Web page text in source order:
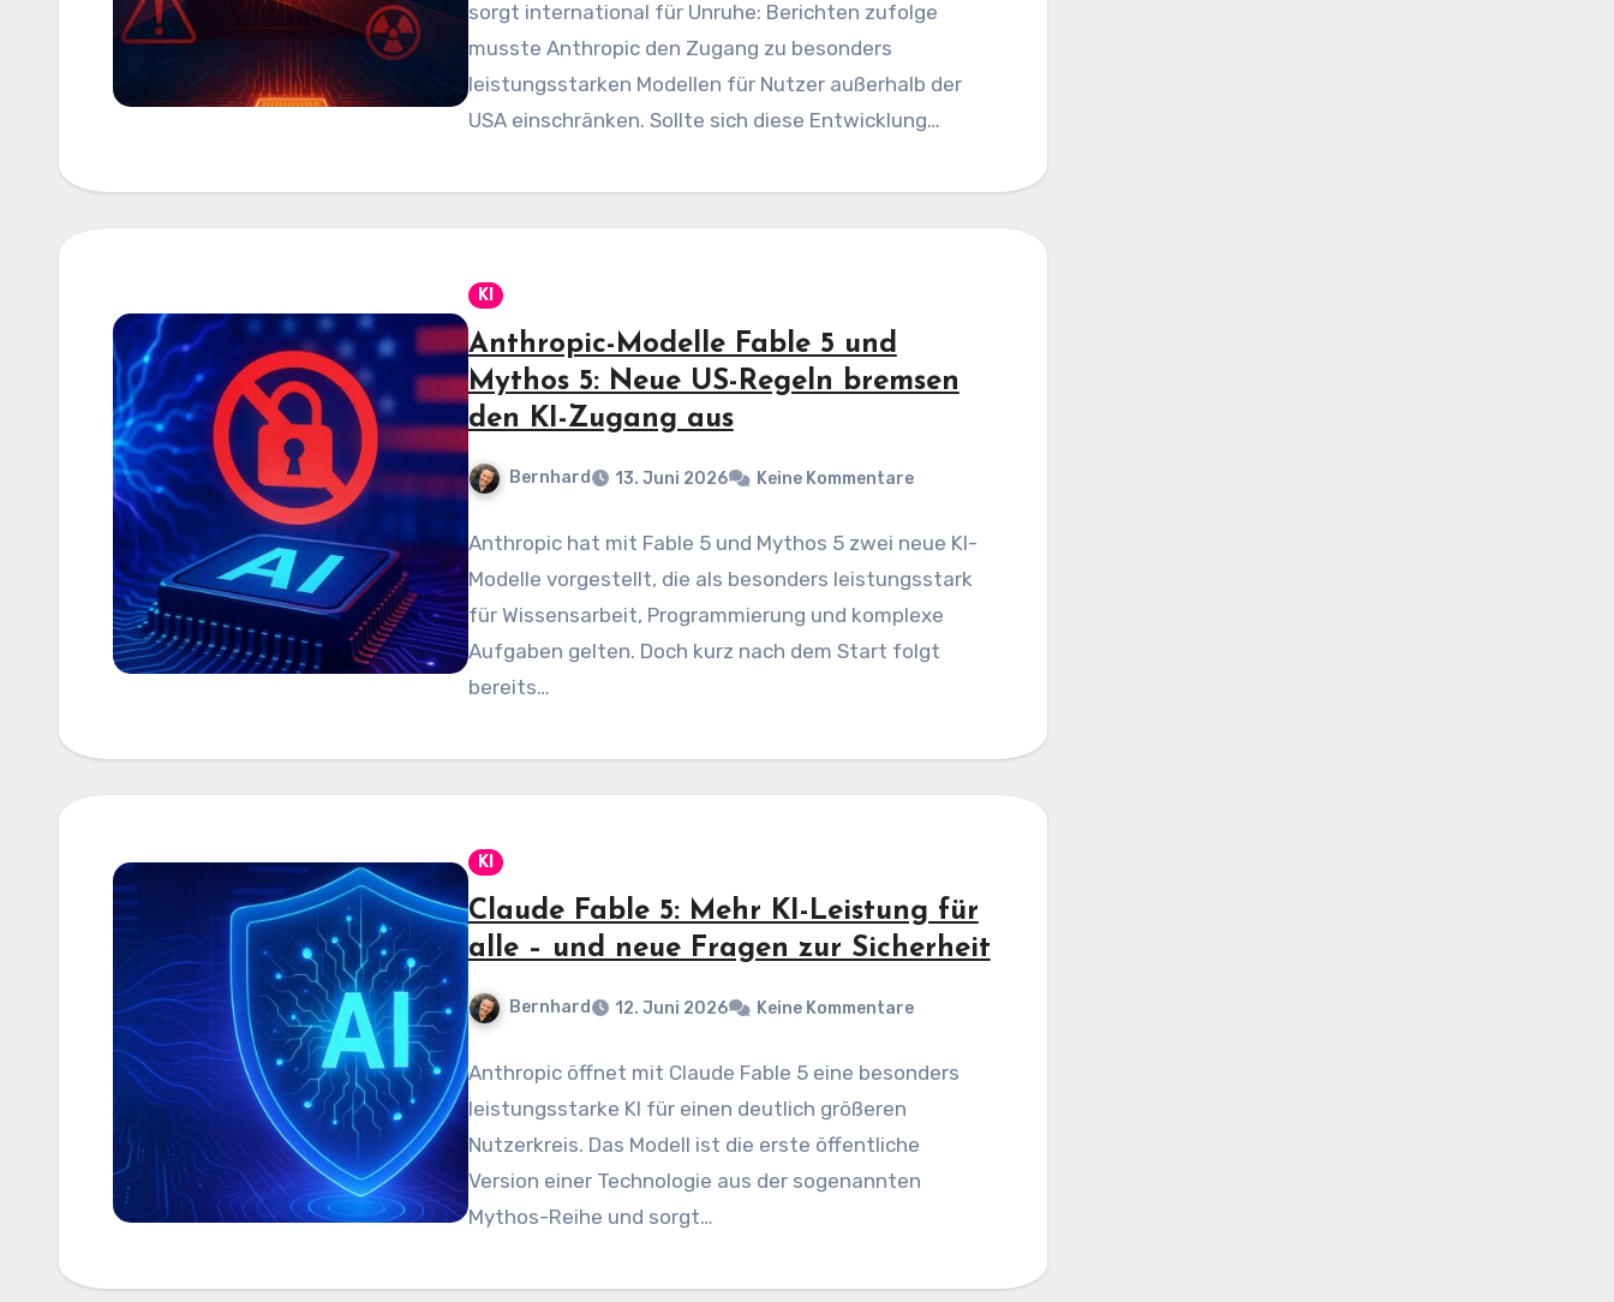
sorgt international für Unruhe: Berichten zufolge
musste Anthropic den Zugang zu besonders
leistungsstarken Modellen für Nutzer außerhalb der
USA einschränken. Sollte sich diese Entwicklung…
KI
Anthropic-Modelle Fable 5 und
Mythos 5: Neue US-Regeln bremsen
den KI-Zugang aus
Bernhard 13. Juni 2026 Keine Kommentare
Anthropic hat mit Fable 5 und Mythos 5 zwei neue KI-
Modelle vorgestellt, die als besonders leistungsstark
für Wissensarbeit, Programmierung und komplexe
Aufgaben gelten. Doch kurz nach dem Start folgt
bereits…
KI
Claude Fable 5: Mehr KI-Leistung für
alle – und neue Fragen zur Sicherheit
Bernhard 12. Juni 2026 Keine Kommentare
Anthropic öffnet mit Claude Fable 5 eine besonders
leistungsstarke KI für einen deutlich größeren
Nutzerkreis. Das Modell ist die erste öffentliche
Version einer Technologie aus der sogenannten
Mythos-Reihe und sorgt…